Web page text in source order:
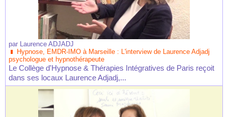
par Laurence ADJADJ
Hypnose, EMDR-IMO à Marseille : L'interview de Laurence Adjadj
psychologue et hypnothérapeute
Le Collège d'Hypnose & Thérapies Intégratives de Paris reçoit
dans ses locaux Laurence Adjadj,...